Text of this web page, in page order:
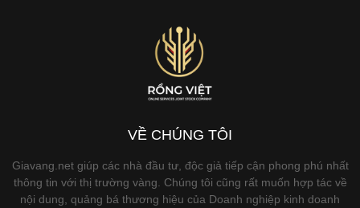
VỀ CHÚNG TÔI
Giavang.net giúp các nhà đầu tư, độc giả tiếp cận phong phú nhất
thông tin với thị trường vàng. Chúng tôi cũng rất muốn hợp tác về
nội dung, quảng bá thương hiệu của Doanh nghiệp kinh doanh